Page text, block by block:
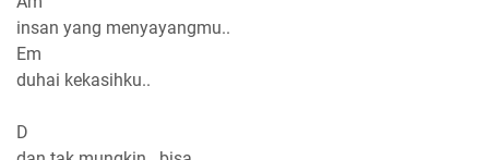
insan yang menyayangmu..
Em
duhai kekasihku..
D